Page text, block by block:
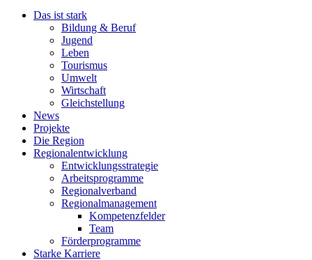
Das ist stark
Bildung & Beruf
Jugend
Leben
Tourismus
Umwelt
Wirtschaft
Gleichstellung
News
Projekte
Die Region
Regionalentwicklung
Entwicklungsstrategie
Arbeitsprogramme
Regionalverband
Regionalmanagement
Kompetenzfelder
Team
Förderprogramme
Starke Karriere